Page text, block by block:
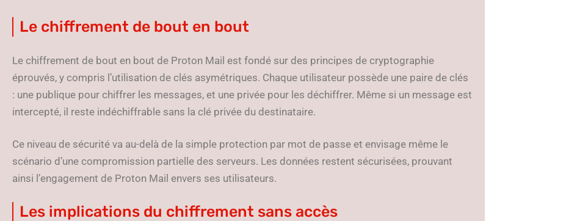
Le chiffrement de bout en bout
Le chiffrement de bout en bout de Proton Mail est fondé sur des principes de cryptographie
éprouvés, y compris l’utilisation de clés asymétriques. Chaque utilisateur possède une paire de clés
: une publique pour chiffrer les messages, et une privée pour les déchiffrer. Même si un message est
intercepté, il reste indéchiffrable sans la clé privée du destinataire.
Ce niveau de sécurité va au-delà de la simple protection par mot de passe et envisage même le
scénario d’une compromission partielle des serveurs. Les données restent sécurisées, prouvant
ainsi l’engagement de Proton Mail envers ses utilisateurs.
Les implications du chiffrement sans accès